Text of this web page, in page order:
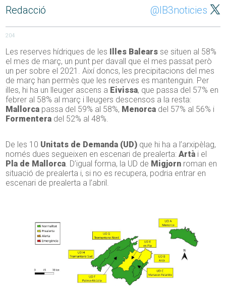
Redacció @IB3noticies
204
Les reserves hídriques de les Illes Balears se situen al 58%
el mes de març, un punt per davall que el mes passat però
un per sobre el 2021. Així doncs, les precipitacions del mes
de març han permès que les reserves es mantenguin. Per
illes, hi ha un lleuger ascens a Eivissa, que passa del 57% en
febrer al 58% al març i lleugers descensos a la resta:
Mallorca passa del 59% al 58%, Menorca del 57% al 56% i
Formentera del 52% al 48%.
De les 10 Unitats de Demanda (UD) que hi ha a l’arxipèlag,
només dues segueixen en escenari de prealerta:Artà i el
Pla de Mallorca. D’igual forma, la UD de Migjorn roman en
situació de prealerta i, si no es recupera, podria entrar en
escenari de prealerta a l’abril.